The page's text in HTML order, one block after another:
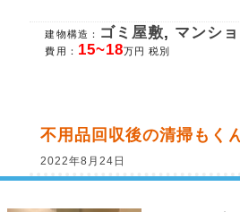
建物構造： ゴミ屋敷, マンシ
費用： 15~18万円 税別
不用品回収後の清掃もく
2022年8月24日